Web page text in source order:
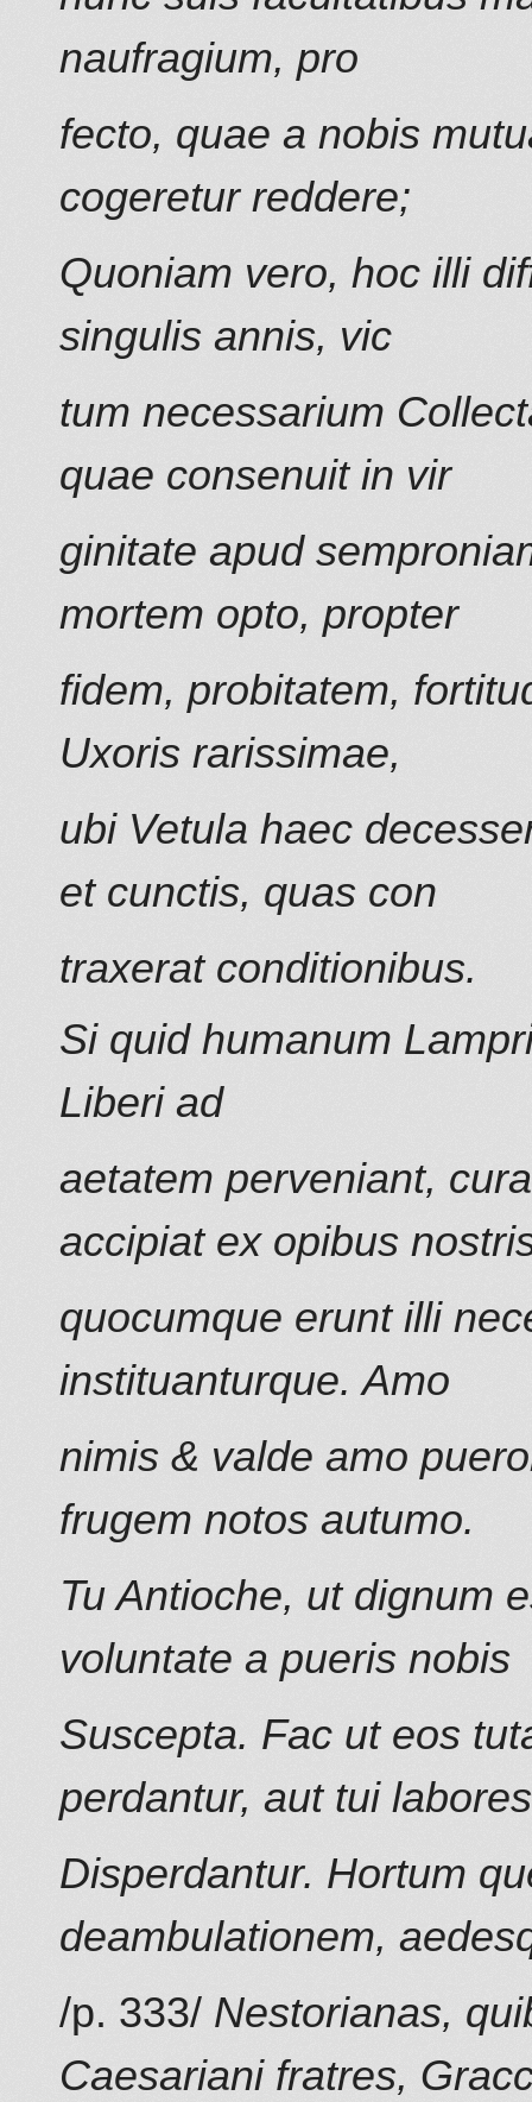
naufragium, pro
fecto, quae a nobis
cogeretur reddere;
Quoniam vero, hoc illi
singulis annis, vic
tum necessarium
quae consenuit in vir
ginitate apud
mortem opto, propter
fidem, probitatem,
Uxoris rarissimae,
ubi Vetula haec
et cunctis, quas con
traxerat conditionibus.
Si quid humanum
Liberi ad
aetatem perveniant,
accipiat ex opibus
quocumque erunt illi
instituanturque. Amo
nimis & valde amo
frugem notos autumo.
Tu Antioche, ut dignum
voluntate a pueris nobis
Suscepta. Fac ut eos
perdantur, aut tui labores
Disperdantur. Hortum
deambulationem,
/p. 333/ Nestorianas,
Caesariani fratres,